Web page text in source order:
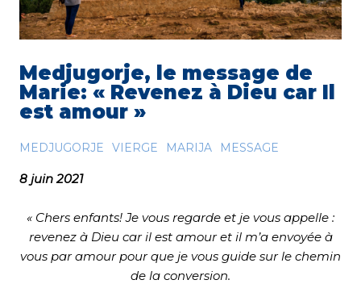
Medjugorje, le message de
Marie: « Revenez à Dieu car Il
est amour »
MEDJUGORJE VIERGE MARIJA MESSAGE
8 juin 2021
« Chers enfants! Je vous regarde et je vous appelle :
revenez à Dieu car il est amour et il m’a envoyée à
vous par amour pour que je vous guide sur le chemin
de la conversion.